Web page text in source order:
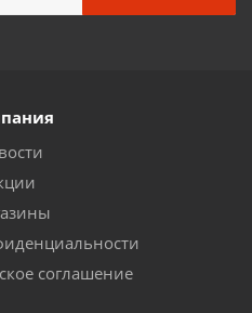
соглашение